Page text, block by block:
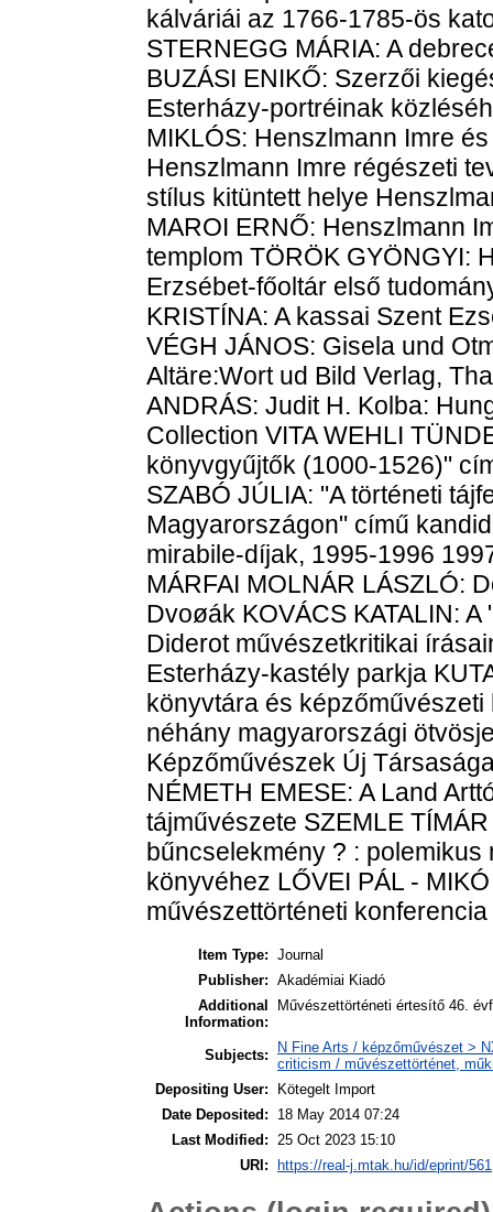
kálváriái az 1766-1785-ös
STERNEGG MÁRIA: A
BUZÁSI ENIKŐ: Szerzői
Esterházy-portréinak
MIKLÓS: Henszlmann Imre
Henszlmann Imre régészeti
stílus kitüntett helye
MAROI ERNŐ: Henszlmann
templom TÖRÖK GYÖNGYI:
Erzsébet-főoltár első
KRISTÍNA: A kassai Szent
VÉGH JÁNOS: Gisela und
Altäre:Wort ud Bild Verlag,
ANDRÁS: Judit H. Kolba:
Collection VITA WEHLI
könyvgyűjtők (1000-1526)"
SZABÓ JÚLIA: "A történeti
Magyarországon" című
mirabile-díjak, 1995-1996
MÁRFAI MOLNÁR LÁSZLÓ:
Dvoøák KOVÁCS KATALIN:
Diderot művészetkritikai
Esterházy-kastély parkja
könyvtára és
néhány magyarországi
Képzőművészek Új
NÉMETH EMESE: A Land
tájművészete SZEMLE
bűncselekmény ? :
könyvéhez LŐVEI PÁL -
művészettörténeti
Item Type: Journal
Publisher: Akadémiai Kiadó
Additional
Information:
Művészettörténeti értesítő 46.
Subjects:
N Fine Arts / képzőművészet >
criticism / művészettörténet,
Depositing User:
Kötegelt Import
Date Deposited:
18 May 2014 07:24
Last Modified:
25 Oct 2023 15:10
URI: https://real-j.mtak.hu/id/eprint/561